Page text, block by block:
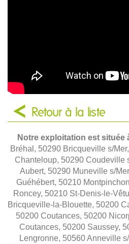
Retour à la liste
Notre exploitation est située
Bréhal, 50290 Bricqueville s/
Chanteloup, 50290 Coudeville
Aubert, 50290 Muneville s/
Guéhébert, 50210
Roncey, 50210 St-Denis-le-
Bricqueville-la-Blouette, 50200
50200 Coutances, 50200
Coutances, 50200 Saussey,
Lengronne, 50560 Anneville